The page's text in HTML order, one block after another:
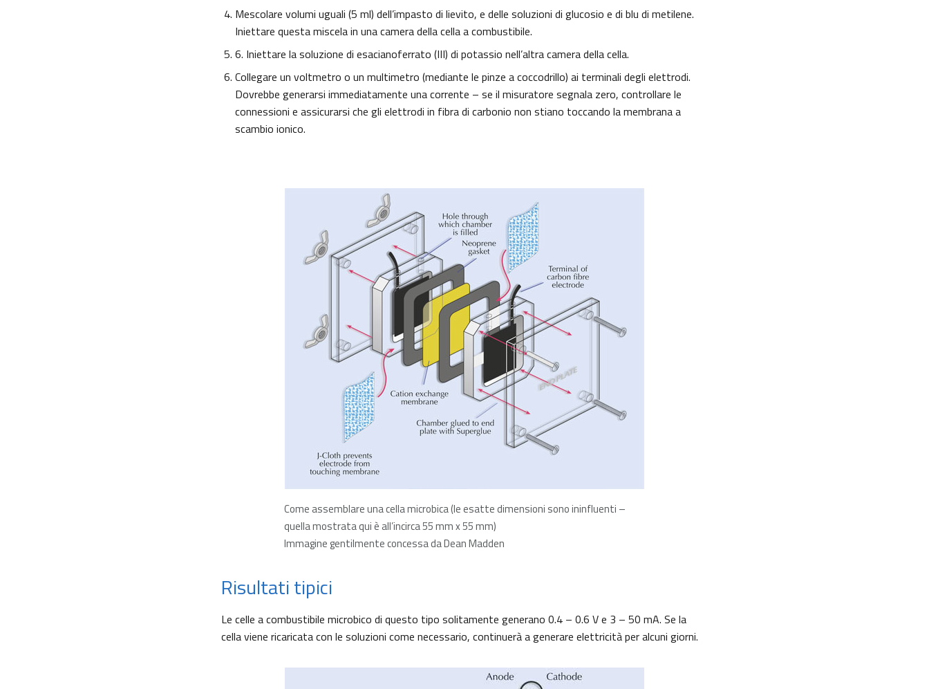
Mescolare volumi uguali (5 ml) dell’impasto di lievito, e delle soluzioni di glucosio e di blu di metilene.
Iniettare questa miscela in una camera della cella a combustibile.
6. Iniettare la soluzione di esacianoferrato (III) di potassio nell’altra camera della cella.
Collegare un voltmetro o un multimetro (mediante le pinze a coccodrillo) ai terminali degli elettrodi.
Dovrebbe generarsi immediatamente una corrente – se il misuratore segnala zero, controllare le
connessioni e assicurarsi che gli elettrodi in fibra di carbonio non stiano toccando la membrana a
scambio ionico.
Come assemblare una cella microbica (le esatte dimensioni sono ininfluenti –
quella mostrata qui è all’incirca 55 mm x 55 mm)
Immagine gentilmente concessa da Dean Madden
Risultati tipici
Le celle a combustibile microbico di questo tipo solitamente generano 0.4 – 0.6 V e 3 – 50 mA. Se la
cella viene ricaricata con le soluzioni come necessario, continuerà a generare elettricità per alcuni giorni.